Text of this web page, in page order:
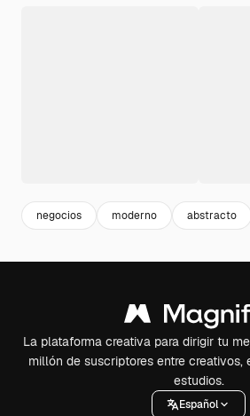
negocios moderno abstracto
La plataforma creativa para dirigir tu
millón de suscriptores entre creativos,
estudios.
Español